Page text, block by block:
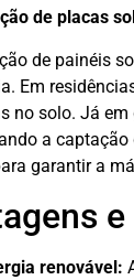
de placas
de painéis
Em
no solo. Já em
a captação
garantir a
renovável: